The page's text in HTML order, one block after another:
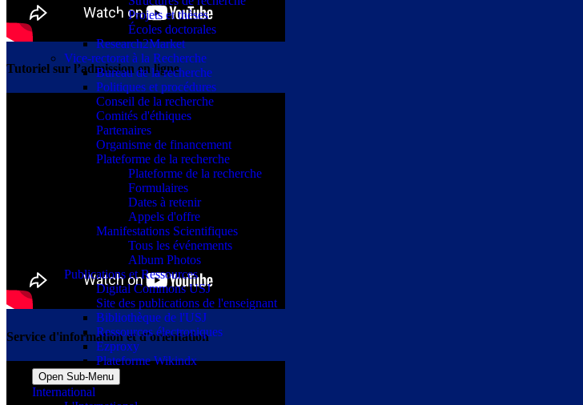
Projets et thèses
Écoles doctorales
Research2Market
Vice-rectorat à la Recherche
Bureau de la recherche
Politiques et procédures
Conseil de la recherche
Comités d'éthiques
Partenaires
Organisme de financement
Plateforme de la recherche
Plateforme de la recherche
Formulaires
Dates à retenir
Appels d'offre
Manifestations Scientifiques
Tous les événements
Album Photos
Publications et Ressources
Digital Commons USJ
Site des publications de l'enseignant
Bibliothèque de l'USJ
Ressources électroniques
Ezproxy
Plateforme Wikindx
Open Sub-Menu
International
Tutoriel sur l’admission en ligne
Service d'information et d'orientation